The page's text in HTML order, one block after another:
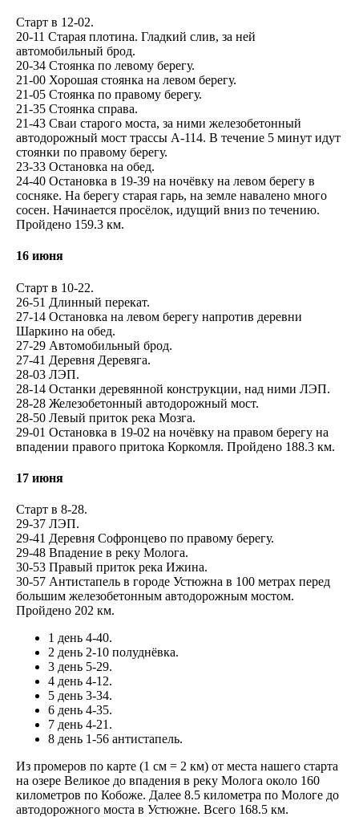
Старт в 12-02.
20-11 Старая плотина. Гладкий слив, за ней
автомобильный брод.
20-34 Стоянка по левому берегу.
21-00 Хорошая стоянка на левом берегу.
21-05 Стоянка по правому берегу.
21-35 Стоянка справа.
21-43 Сваи старого моста, за ними железобетонный
автодорожный мост трассы А-114. В течение 5 минут идут
стоянки по правому берегу.
23-33 Остановка на обед.
24-40 Остановка в 19-39 на ночёвку на левом берегу в
сосняке. На берегу старая гарь, на земле навалено много
сосен. Начинается просёлок, идущий вниз по течению.
Пройдено 159.3 км.
16 июня
Старт в 10-22.
26-51 Длинный перекат.
27-14 Остановка на левом берегу напротив деревни
Шаркино на обед.
27-29 Автомобильный брод.
27-41 Деревня Деревяга.
28-03 ЛЭП.
28-14 Останки деревянной конструкции, над ними ЛЭП.
28-28 Железобетонный автодорожный мост.
28-50 Левый приток река Мозга.
29-01 Остановка в 19-02 на ночёвку на правом берегу на
впадении правого притока Коркомля. Пройдено 188.3 км.
17 июня
Старт в 8-28.
29-37 ЛЭП.
29-41 Деревня Софронцево по правому берегу.
29-48 Впадение в реку Молога.
30-53 Правый приток река Ижина.
30-57 Антистапель в городе Устюжна в 100 метрах перед
большим железобетонным автодорожным мостом.
Пройдено 202 км.
1 день 4-40.
2 день 2-10 полуднёвка.
3 день 5-29.
4 день 4-12.
5 день 3-34.
6 день 4-35.
7 день 4-21.
8 день 1-56 антистапель.
Из промеров по карте (1 см = 2 км) от места нашего старта
на озере Великое до впадения в реку Молога около 160
километров по Кобоже. Далее 8.5 километра по Мологе до
автодорожного моста в Устюжне. Всего 168.5 км.